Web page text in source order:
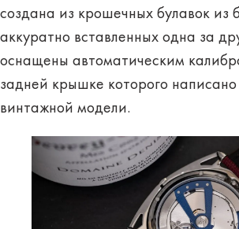
создана из крошечных булавок из
аккуратно вставленных одна за
оснащены автоматическим
задней крышке которого
винтажной модели.